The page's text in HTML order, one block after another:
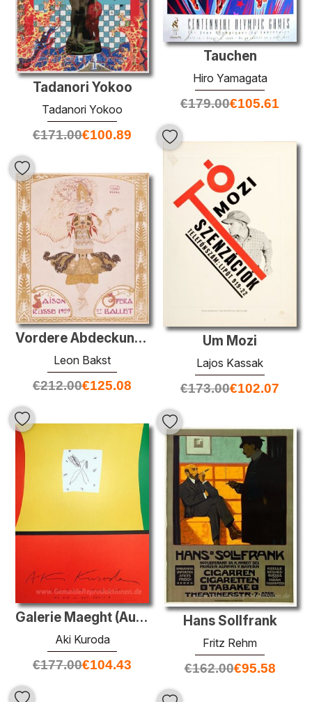
Tadanori Yokoo
Tadanori Yokoo
€171.00€100.89
Tauchen
Hiro Yamagata
€179.00€105.61
Um Mozi
Lajos Kassak
€173.00€102.07
Vordere Abdeckung Comoedia
Leon Bakst
€212.00€125.08
Galerie Maeght (Ausstellungsplakat)
Aki Kuroda
€177.00€104.43
Hans Sollfrank
Fritz Rehm
€162.00€95.58